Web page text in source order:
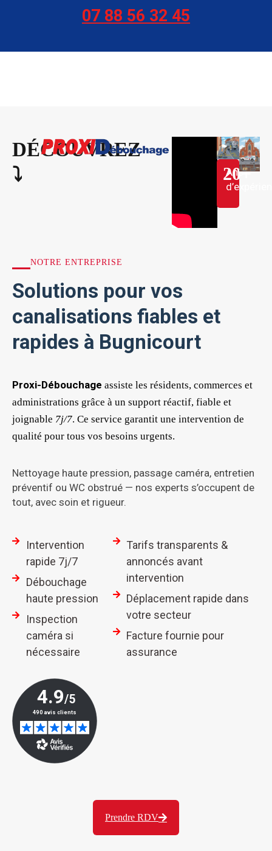
07 88 56 32 45
DÉCOUVREZ
⤵︎
20+
Ans
NOTRE ENTREPRISE
Solutions pour vos
canalisations fiables et
rapides à Bugnicourt
Proxi-Débouchage assiste les résidents, commerces et
administrations grâce à un support réactif, fiable et
joignable 7j/7. Ce service garantit une intervention de
qualité pour tous vos besoins urgents.
Nettoyage haute pression, passage caméra, entretien
préventif ou WC obstrué — nos experts s’occupent de
tout, avec soin et rigueur.
Intervention
rapide 7j/7
Débouchage
haute pression
Inspection
caméra si
nécessaire
Tarifs transparents &
annoncés avant
intervention
Déplacement rapide dans
votre secteur
Facture fournie pour
assurance
Prendre RDV